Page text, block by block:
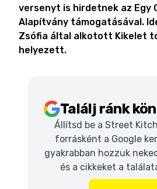
versenyt is hirdetnek az Egy
Alapítvány támogatásával.
Zsófia által alkotott Kikelet
helyezett.
Találj ránk
Állítsd be a Street
forrásként a Google
gyakrabban hozzuk
és a cikkeket a